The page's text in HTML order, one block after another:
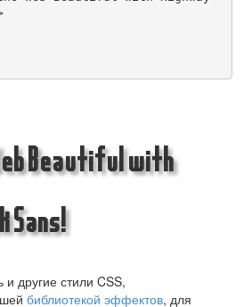
Beautiful with
Sans!
другие стили CSS,
библиотекой эффектов, для